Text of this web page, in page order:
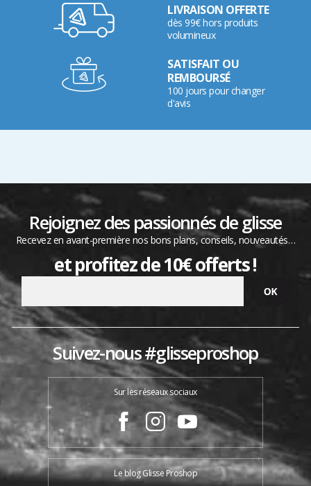
LIVRAISON OFFERTE
dès 99€ hors produits
volumineux
SATISFAIT OU
REMBOURSÉ
100 jours pour changer
d'avis
Rejoignez des passionnés de glisse
Recevez en avant-première nos bons plans, conseils, nouveautés…
et profitez de 10€ offerts !
Suivez-nous #glisseproshop
Sur les réseaux sociaux
Le blog Glisse Proshop